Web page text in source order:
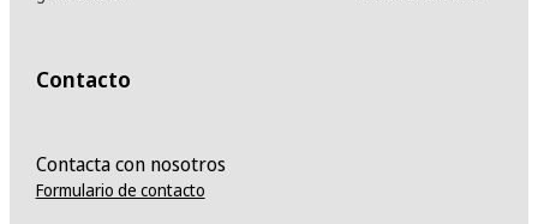
Contacto
Contacta con nosotros
Formulario de contacto